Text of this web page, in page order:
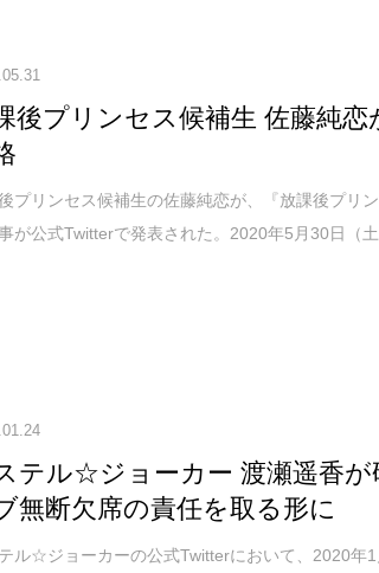
後プリンセス候補生 佐藤純
プリンセス候補生の佐藤純恋が、『放課後プリ
が公式Twitterで発表された。2020年5月30日（土
テル☆ジョーカー 渡瀬遥香が
無断欠席の責任を取る形に
ル☆ジョーカーの公式Twitterにおいて、2020年